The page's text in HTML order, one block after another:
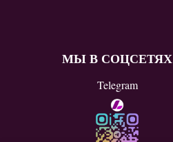
МЫ В СОЦСЕТЯХ
Telegram